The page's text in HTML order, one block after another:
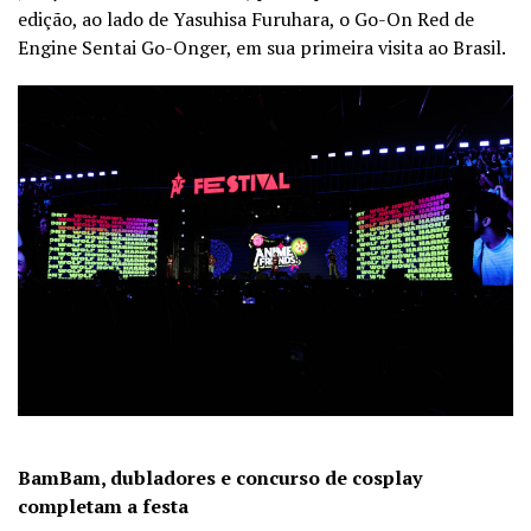
edição, ao lado de Yasuhisa Furuhara, o Go-On Red de
Engine Sentai Go-Onger, em sua primeira visita ao Brasil.
BamBam, dubladores e concurso de cosplay
completam a festa